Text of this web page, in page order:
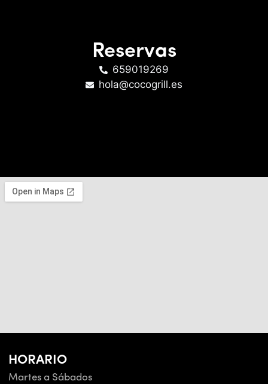
Reservas
659019269
hola@cocogrill.es
HORARIO
Martes a Sábados